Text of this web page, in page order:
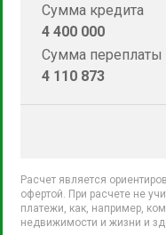
Сумма кредита
4 400 000
Сумма переплаты
4 110 873
Расчет является
офертой. При расчете не
платежи, как, например,
недвижимости и жизни и